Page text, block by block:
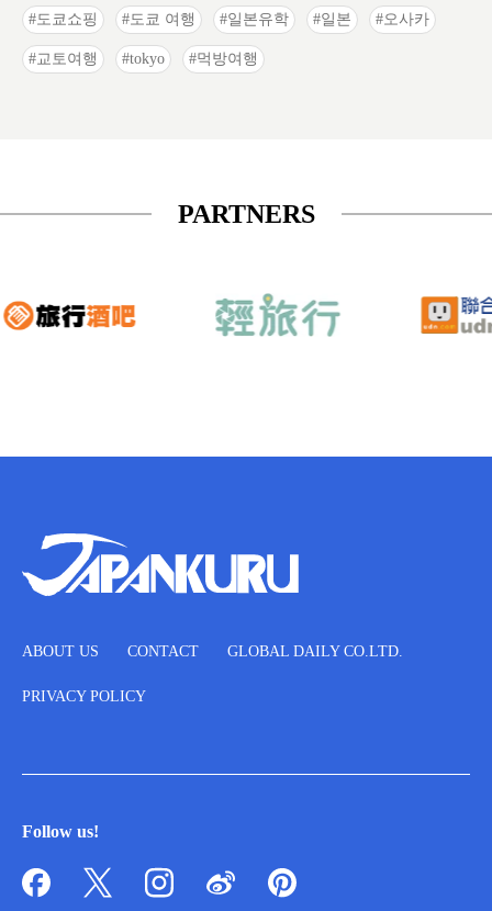
도쿄쇼핑 도쿄 여행 일본유학 일본 오사카
교토여행 tokyo 먹방여행
PARTNERS
ABOUT US CONTACT GLOBAL DAILY CO.LTD.
PRIVACY POLICY
Follow us!